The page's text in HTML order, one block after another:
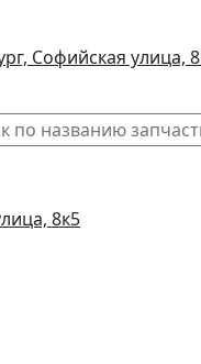
Софийская улица,
8к5